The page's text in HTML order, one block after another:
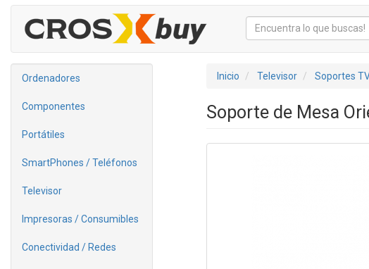
Ordenadores
Componentes
Portátiles
SmartPhones / Teléfonos
Televisor
Impresoras / Consumibles
Conectividad / Redes
Inicio Televisor Soportes
Soporte de Mesa